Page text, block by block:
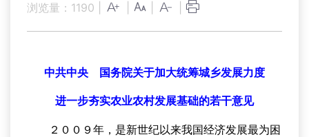
浏览量： 1190
中共中央 国务院关于加大统筹城乡发展力度
进一步夯实农业农村发展基础的若干意见
２００９年，是新世纪以来我国经济发展最为困